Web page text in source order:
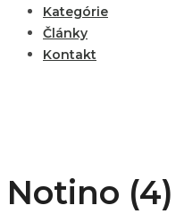
Kategórie
Články
Kontakt
Notino (4)